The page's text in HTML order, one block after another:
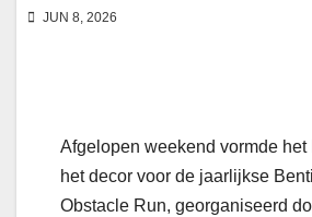
JUN 8, 2026
Afgelopen weekend vormde
het decor voor de jaarlijkse
Obstacle Run, georganiseerd